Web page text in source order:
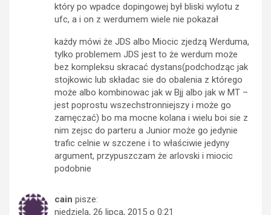
który po wpadce dopingowej był bliski wylotu z
ufc, a i on z werdumem wiele nie pokazał
każdy mówi że JDS albo Miocic zjedzą Werduma,
tylko problemem JDS jest to że werdum może
bez kompleksu skracać dystans(podchodząc jak
stojkowic lub składac sie do obalenia z którego
może albo kombinowac jak w Bjj albo jak w MT –
jest poprostu wszechstronniejszy i może go
zamęczać) bo ma mocne kolana i wielu boi sie z
nim zejsc do parteru a Junior może go jedynie
trafic celnie w szczene i to właściwie jedyny
argument, przypuszczam że arlovski i miocic
podobnie
cain pisze:
niedziela, 26 lipca, 2015 o 0:21